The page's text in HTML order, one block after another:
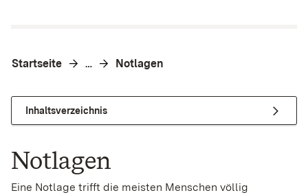
Startseite … Notlagen
Inhaltsverzeichnis
Notlagen
Eine Notlage trifft die meisten Menschen völlig